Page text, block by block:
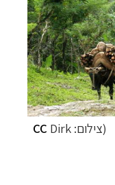
(צילום: CC Dirk